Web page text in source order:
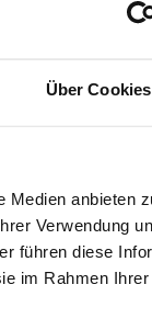
Über Cookies
Medien anbieten
Verwendung
führen diese
im Rahmen
der frühen
»Die Zehn